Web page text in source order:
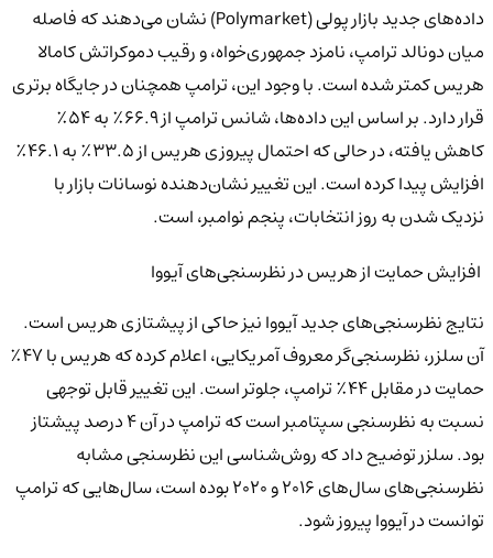
داده‌های جدید بازار پولی (Polymarket) نشان می‌دهند که فاصله
میان دونالد ترامپ، نامزد جمهوری‌خواه، و رقیب دموکراتش کامالا
هریس کمتر شده است. با وجود این، ترامپ همچنان در جایگاه برتری
قرار دارد. بر اساس این داده‌ها، شانس ترامپ از ۶۶.۹٪ به ۵۴٪
کاهش یافته، در حالی که احتمال پیروزی هریس از ۳۳.۵٪ به ۴۶.۱٪
افزایش پیدا کرده است. این تغییر نشان‌دهنده نوسانات بازار با
نزدیک شدن به روز انتخابات، پنجم نوامبر، است.
افزایش حمایت از هریس در نظرسنجی‌های آیووا
نتایج نظرسنجی‌های جدید آیووا نیز حاکی از پیشتازی هریس است.
آن سلزر، نظرسنجی‌گر معروف آمریکایی، اعلام کرده که هریس با ۴۷٪
حمایت در مقابل ۴۴٪ ترامپ، جلوتر است. این تغییر قابل توجهی
نسبت به نظرسنجی سپتامبر است که ترامپ در آن ۴ درصد پیشتاز
بود. سلزر توضیح داد که روش‌شناسی این نظرسنجی مشابه
نظرسنجی‌های سال‌های ۲۰۱۶ و ۲۰۲۰ بوده است، سال‌هایی که ترامپ
توانست در آیووا پیروز شود.